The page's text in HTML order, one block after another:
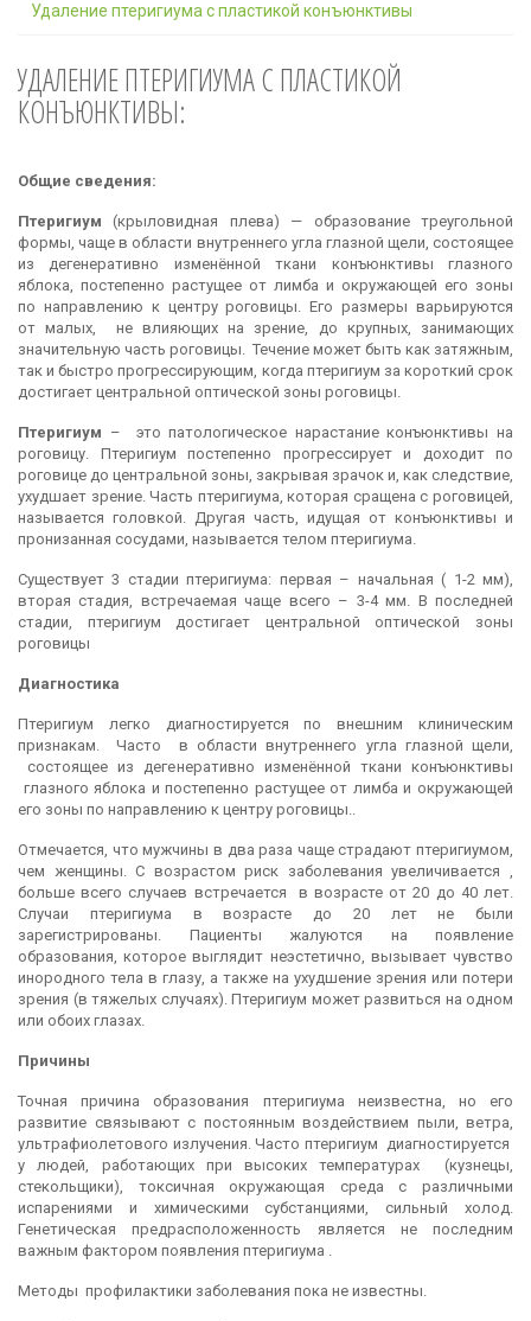
Удаление птеригиума с пластикой конъюнктивы
УДАЛЕНИЕ ПТЕРИГИУМА С ПЛАСТИКОЙ
КОНЪЮНКТИВЫ:
Общие сведения:
Птеригиум (крыловидная плева) — образование треугольной
формы, чаще в области внутреннего угла глазной щели, состоящее
из дегенеративно изменённой ткани конъюнктивы глазного
яблока, постепенно растущее от лимба и окружающей его зоны
по направлению к центру роговицы. Его размеры варьируются
от малых, не влияющих на зрение, до крупных, занимающих
значительную часть роговицы. Течение может быть как затяжным,
так и быстро прогрессирующим, когда птеригиум за короткий срок
достигает центральной оптической зоны роговицы.
Птеригиум – это патологическое нарастание конъюнктивы на
роговицу. Птеригиум постепенно прогрессирует и доходит по
роговице до центральной зоны, закрывая зрачок и, как следствие,
ухудшает зрение. Часть птеригиума, которая сращена с роговицей,
называется головкой. Другая часть, идущая от конъюнктивы и
пронизанная сосудами, называется телом птеригиума.
Существует 3 стадии птеригиума: первая – начальная ( 1-2 мм),
вторая стадия, встречаемая чаще всего – 3-4 мм. В последней
стадии, птеригиум достигает центральной оптической зоны
роговицы
Диагностика
Птеригиум легко диагностируется по внешним клиническим
признакам. Часто в области внутреннего угла глазной щели,
состоящее из дегенеративно изменённой ткани конъюнктивы
глазного яблока и постепенно растущее от лимба и окружающей
его зоны по направлению к центру роговицы..
Отмечается, что мужчины в два раза чаще страдают птеригиумом,
чем женщины. С возрастом риск заболевания увеличивается ,
больше всего случаев встречается в возрасте от 20 до 40 лет.
Случаи птеригиума в возрасте до 20 лет не были
зарегистрированы. Пациенты жалуются на появление
образования, которое выглядит неэстетично, вызывает чувство
инородного тела в глазу, а также на ухудшение зрения или потери
зрения (в тяжелых случаях). Птеригиум может развиться на одном
или обоих глазах.
Причины
Точная причина образования птеригиума неизвестна, но его
развитие связывают с постоянным воздействием пыли, ветра,
ультрафиолетового излучения. Часто птеригиум диагностируется
у людей, работающих при высоких температурах (кузнецы,
стекольщики), токсичная окружающая среда с различными
испарениями и химическими субстанциями, сильный холод.
Генетическая предрасположенность является не последним
важным фактором появления птеригиума .
Методы профилактики заболевания пока не известны.